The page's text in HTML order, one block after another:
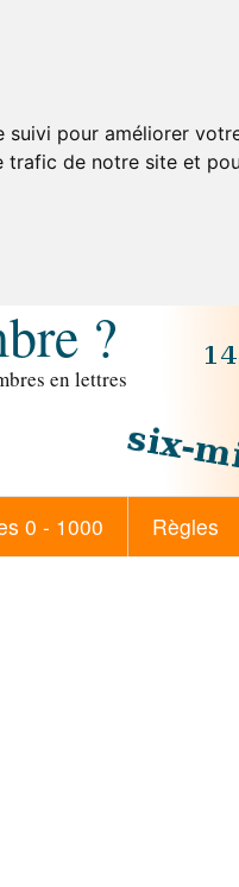
pour améliorer
de notre site et
?
en lettres
0 - 1000 Règles